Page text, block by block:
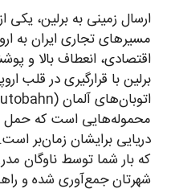
ارسال زمینی به برلین، یکی
مسیرهای تجاری ایران به
اقتصادی، انعطاف بالا و
برلین با قرارگیری در قلب
محموله‌هایی است که حمل
دریایی برایشان زمان‌بر
که بار شما توسط ناوگان
شهرتان جمع‌آوری شده و